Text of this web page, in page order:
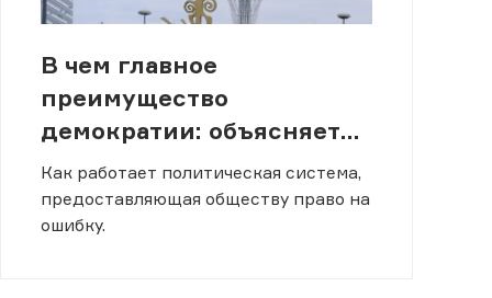
В чем главное
преимущество
демократии: объясняет
Юваль Ной Харари
Как работает политическая система,
предоставляющая обществу право на
ошибку.